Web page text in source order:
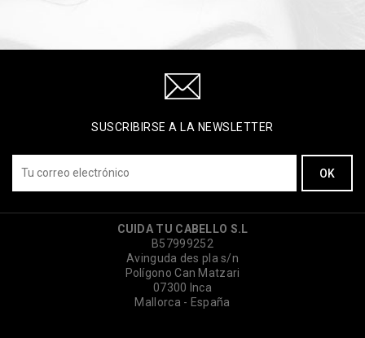
SUSCRIBIRSE A LA NEWSLETTER
CUIDA TU CABELLO S.L
B57999252
Avinguda des pla s/n
Polígono Can Matzari
07300 Inca
Mallorca - España